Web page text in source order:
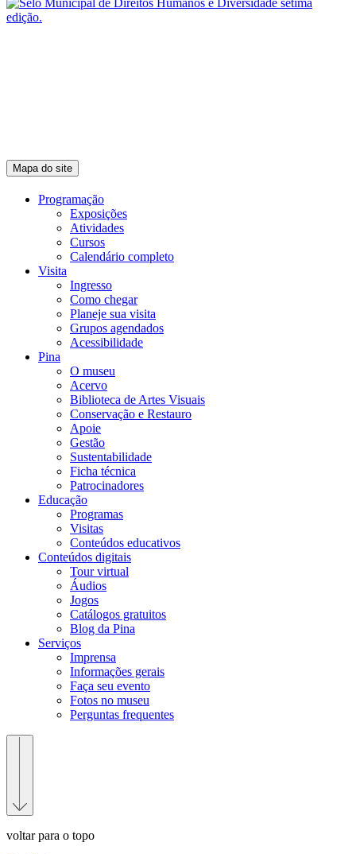
Mapa do site
Programação
Exposições
Atividades
Cursos
Calendário completo
Visita
Ingresso
Como chegar
Planeje sua visita
Grupos agendados
Acessibilidade
Pina
O museu
Acervo
Biblioteca de Artes Visuais
Conservação e Restauro
Apoie
Gestão
Sustentabilidade
Ficha técnica
Patrocinadores
Educação
Programas
Visitas
Conteúdos educativos​
Conteúdos digitais
Tour virtual
Áudios
Jogos
Catálogos gratuitos
Blog da Pina
Serviços
Imprensa
Informações gerais
Faça seu evento
Fotos no museu
Perguntas frequentes
voltar para o topo